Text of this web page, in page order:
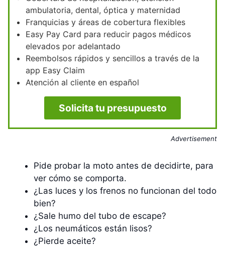
ambulatoria, dental, óptica y maternidad
Franquicias y áreas de cobertura flexibles
Easy Pay Card para reducir pagos médicos
elevados por adelantado
Reembolsos rápidos y sencillos a través de la
app Easy Claim
Atención al cliente en español
Solicita tu presupuesto
Advertisement
Pide probar la moto antes de decidirte, para
ver cómo se comporta.
¿Las luces y los frenos no funcionan del todo
bien?
¿Sale humo del tubo de escape?
¿Los neumáticos están lisos?
¿Pierde aceite?